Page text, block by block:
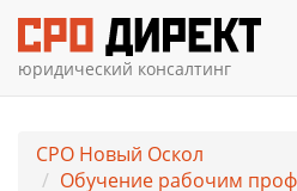
юридический консалтинг
СРО Новый Оскол
Обучение рабочим